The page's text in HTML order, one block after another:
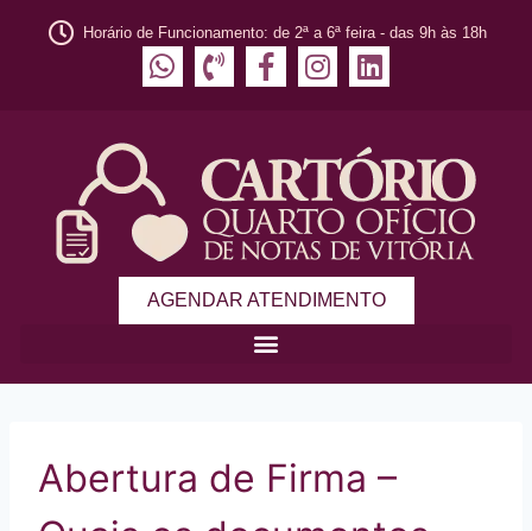
Horário de Funcionamento: de 2ª a 6ª feira - das 9h às 18h
AGENDAR ATENDIMENTO
Abertura de Firma –